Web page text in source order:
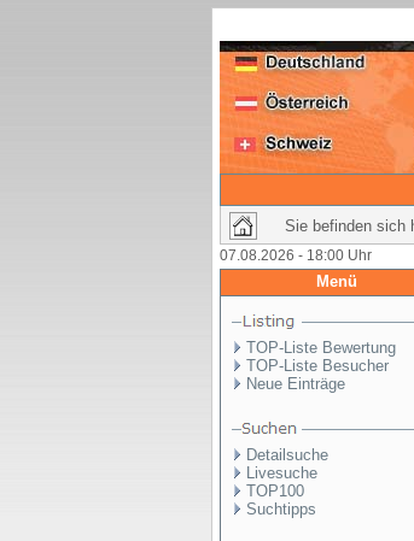
Sie befinden
07.08.2026 - 18:00 Uhr
Menü
TOP-Liste Bewertung
TOP-Liste Besucher
Neue Einträge
Detailsuche
Livesuche
TOP100
Suchtipps